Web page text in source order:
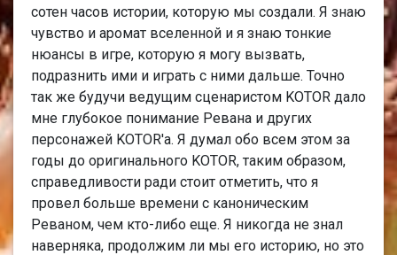
сотен часов истории, которую мы создали. Я знаю
чувство и аромат вселенной и я знаю тонкие
нюансы в игре, которую я могу вызвать,
подразнить ими и играть с ними дальше. Точно
так же будучи ведущим сценаристом KOTOR дало
мне глубокое понимание Ревана и других
персонажей KOTOR'а. Я думал обо всем этом за
годы до оригинального KOTOR, таким образом,
справедливости ради стоит отметить, что я
провел больше времени с каноническим
Реваном, чем кто-либо еще. Я никогда не знал
наверняка, продолжим ли мы его историю, но это